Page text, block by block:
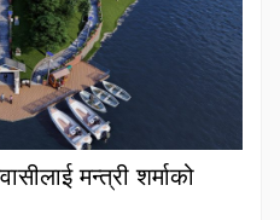
मन्त्री शर्माको